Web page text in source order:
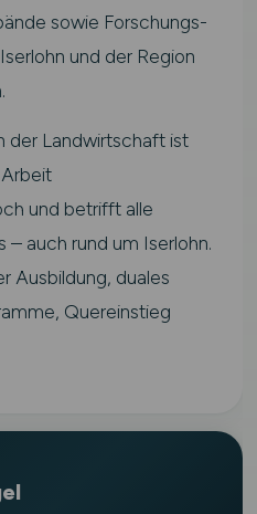
sowie Forschungs-
und der Region
der Landwirtschaft ist
und betrifft alle
– auch rund um Iserlohn.
Ausbildung, duales
Quereinstieg